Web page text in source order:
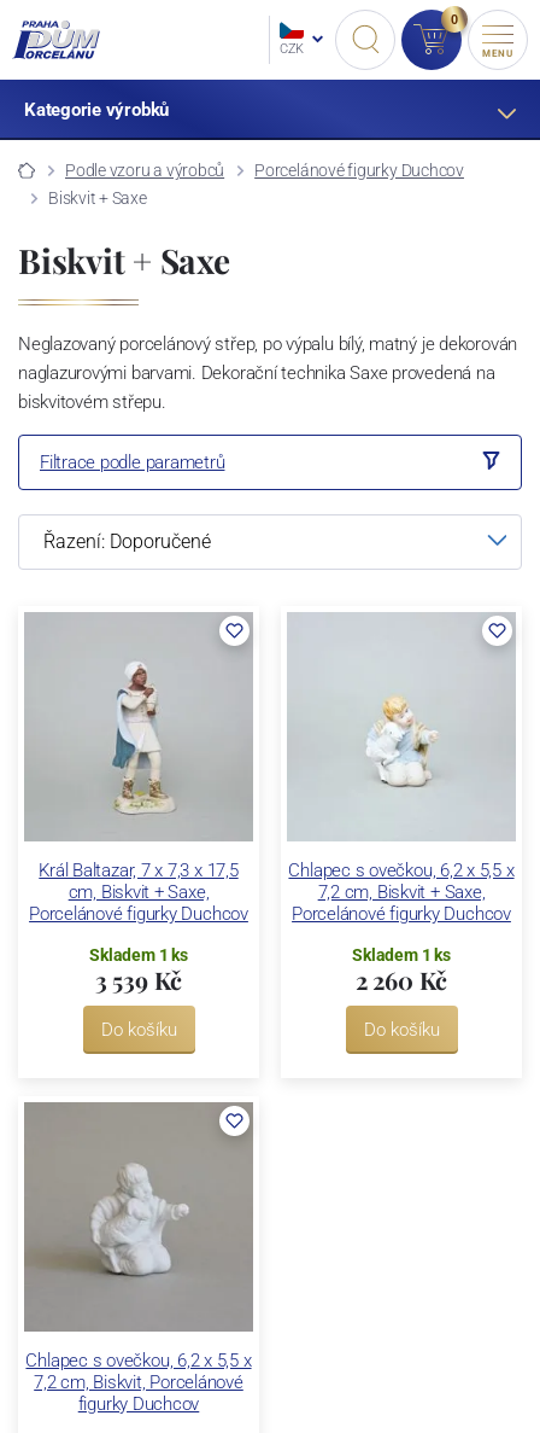
CZK
0
MENU
Kategorie výrobků
Podle vzoru a výrobců
Porcelánové figurky Duchcov
Biskvit + Saxe
Biskvit + Saxe
Neglazovaný porcelánový střep, po výpalu bílý, matný je dekorován
naglazurovými barvami. Dekorační technika Saxe provedená na
biskvitovém střepu.
Filtrace podle parametrů
Král Baltazar, 7 x 7,3 x 17,5
cm, Biskvit + Saxe,
Porcelánové figurky Duchcov
Skladem 1 ks
3 539 Kč
Do košíku
Chlapec s ovečkou, 6,2 x 5,5 x
7,2 cm, Biskvit + Saxe,
Porcelánové figurky Duchcov
Skladem 1 ks
2 260 Kč
Do košíku
Chlapec s ovečkou, 6,2 x 5,5 x
7,2 cm, Biskvit, Porcelánové
figurky Duchcov